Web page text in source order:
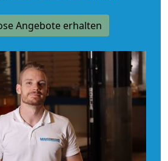
Angebote erhalten